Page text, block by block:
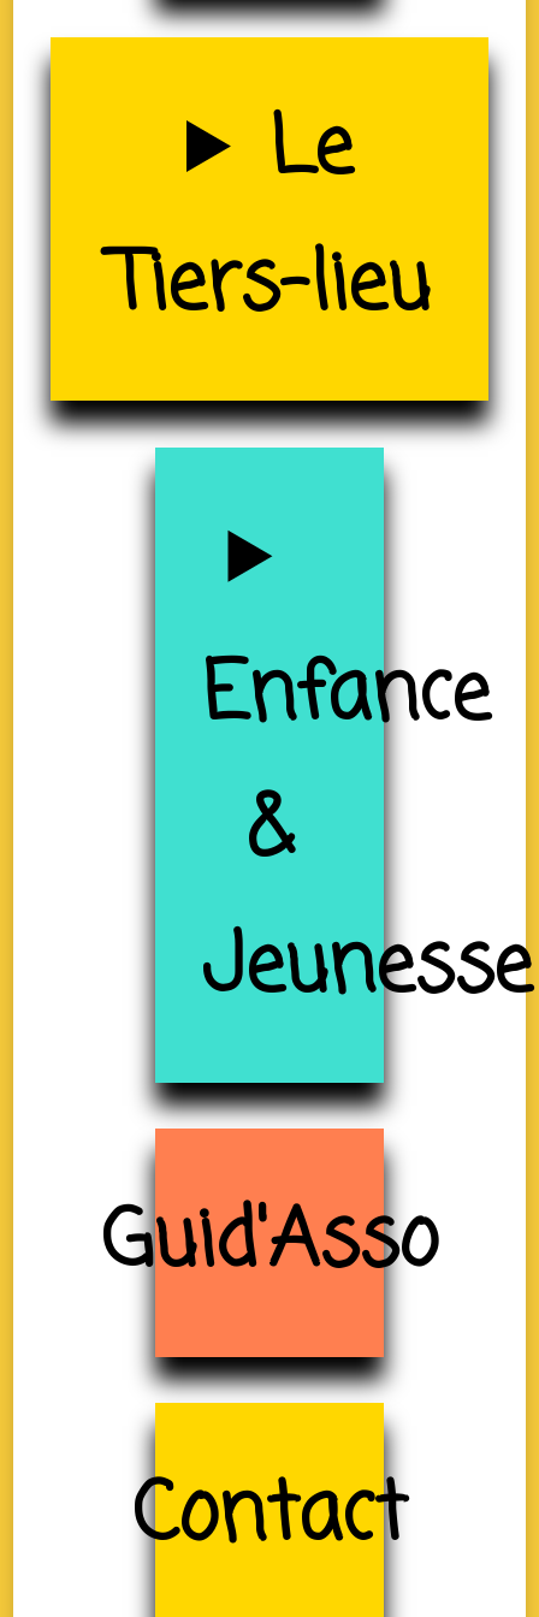
Uzerche
(19)
Le
Tiers-lieu
Enfance
&
Jeunesse
Guid'Asso
Contact